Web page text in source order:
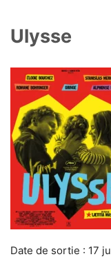
Ulysse
Date de sortie : 17